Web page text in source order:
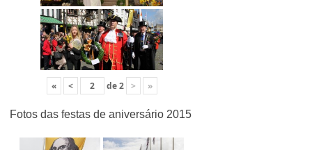
« < de2 > »
Fotos das festas de aniversário 2015